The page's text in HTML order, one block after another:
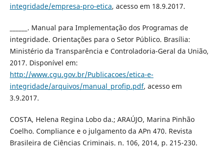
integridade/empresa-pro-etica, acesso em 18.9.2017.
______. Manual para Implementação dos Programas de
integridade. Orientações para o Setor Público. Brasília:
Ministério da Transparência e Controladoria-Geral da União,
2017. Disponível em:
http://www.cgu.gov.br/Publicacoes/etica-e-
integridade/arquivos/manual_profip.pdf, acesso em
3.9.2017.
COSTA, Helena Regina Lobo da.; ARAÚJO, Marina Pinhão
Coelho. Compliance e o julgamento da APn 470. Revista
Brasileira de Ciências Criminais. n. 106, 2014, p. 215-230.